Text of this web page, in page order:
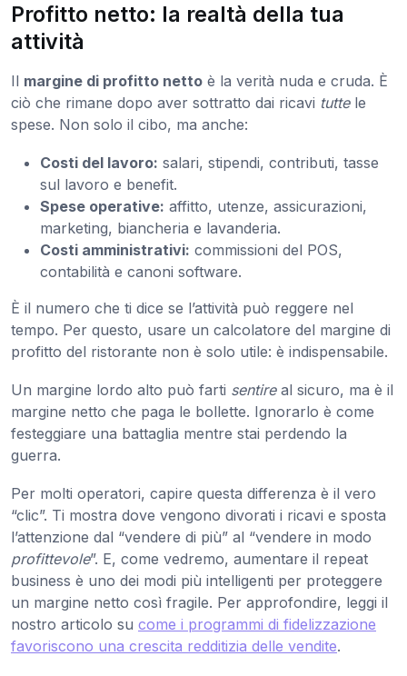
Profitto netto: la realtà della tua
attività
Il margine di profitto netto è la verità nuda e cruda. È
ciò che rimane dopo aver sottratto dai ricavi tuttele
spese. Non solo il cibo, ma anche:
Costi del lavoro: salari, stipendi, contributi, tasse
sul lavoro e benefit.
Spese operative: affitto, utenze, assicurazioni,
marketing, biancheria e lavanderia.
Costi amministrativi: commissioni del POS,
contabilità e canoni software.
È il numero che ti dice se l’attività può reggere nel
tempo. Per questo, usare un calcolatore del margine di
profitto del ristorante non è solo utile: è indispensabile.
Un margine lordo alto può farti sentireal sicuro, ma è il
margine netto che paga le bollette. Ignorarlo è come
festeggiare una battaglia mentre stai perdendo la
guerra.
Per molti operatori, capire questa differenza è il vero
“clic”. Ti mostra dove vengono divorati i ricavi e sposta
l’attenzione dal “vendere di più” al “vendere in modo
profittevole”. E, come vedremo, aumentare il repeat
business è uno dei modi più intelligenti per proteggere
un margine netto così fragile. Per approfondire, leggi il
nostro articolo su come i programmi di fidelizzazione
favoriscono una crescita redditizia delle vendite.